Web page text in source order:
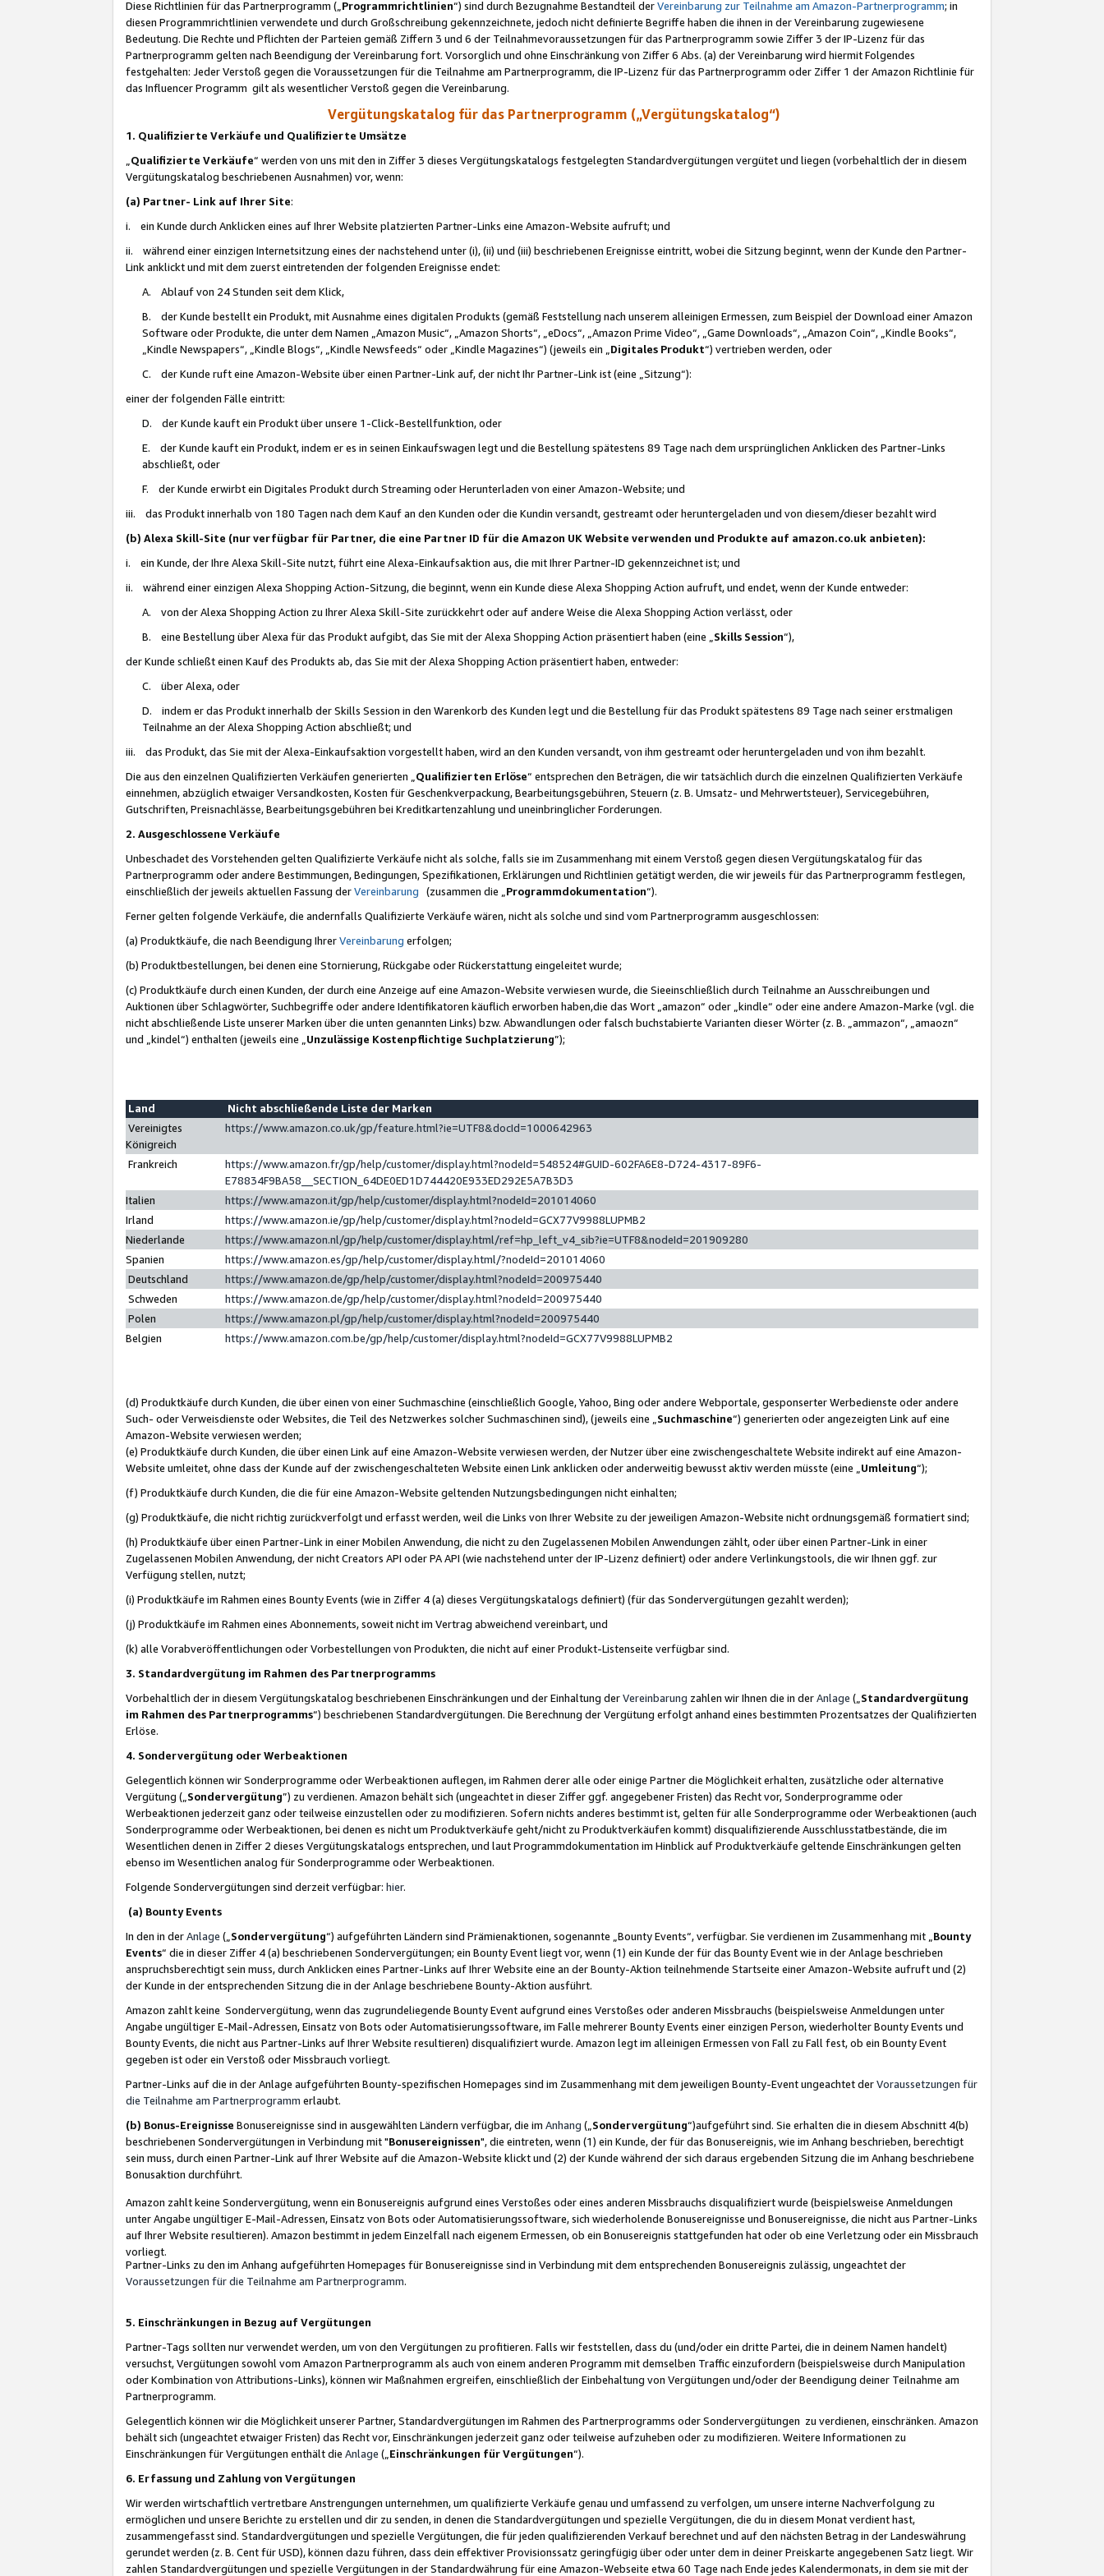
Diese Richtlinien für das Partnerprogramm („Programmrichtlinien“) sind durch Bezugnahme Bestandteil derVereinbarung zur Teilnahme am Amazon-Partnerprogramm; in
diesen Programmrichtlinien verwendete und durch Großschreibung gekennzeichnete, jedoch nicht definierte Begriffe haben die ihnen in der Vereinbarung zugewiesene
Bedeutung. Die Rechte und Pflichten der Parteien gemäß Ziffern 3 und 6 der Teilnahmevoraussetzungen für das Partnerprogramm sowie Ziffer 3 der IP-Lizenz für das
Partnerprogramm gelten nach Beendigung der Vereinbarung fort. Vorsorglich und ohne Einschränkung von Ziffer 6 Abs. (a) der Vereinbarung wird hiermit Folgendes
festgehalten: Jeder Verstoß gegen die Voraussetzungen für die Teilnahme am Partnerprogramm, die IP-Lizenz für das Partnerprogramm oder Ziffer 1 der Amazon Richtlinie für
das Influencer Programm gilt als wesentlicher Verstoß gegen die Vereinbarung.
Vergütungskatalog für das Partnerprogramm („Vergütungskatalog“)
1. Qualifizierte Verkäufe und Qualifizierte Umsätze
Qualifizierte Verkäufe“ werden von uns mit den in Ziffer 3 dieses Vergütungskatalogs festgelegten Standardvergütungen vergütet und liegen (vorbehaltlich der in diesem
Vergütungskatalog beschriebenen Ausnahmen) vor, wenn:
(a) Partner- Link auf Ihrer Site:
i. ein Kunde durch Anklicken eines auf Ihrer Website platzierten Partner-Links eine Amazon-Website aufruft; und
ii. während einer einzigen Internetsitzung eines der nachstehend unter (i), (ii) und (iii) beschriebenen Ereignisse eintritt, wobei die Sitzung beginnt, wenn der Kunde den Partner-
Link anklickt und mit dem zuerst eintretenden der folgenden Ereignisse endet:
A. Ablauf von 24 Stunden seit dem Klick,
B. der Kunde bestellt ein Produkt, mit Ausnahme eines digitalen Produkts (gemäß Feststellung nach unserem alleinigen Ermessen, zum Beispiel der Download einer Amazon
Software oder Produkte, die unter dem Namen „Amazon Music“, „Amazon Shorts“, „eDocs“, „Amazon Prime Video“, „Game Downloads“, „Amazon Coin“, „Kindle Books“,
„Kindle Newspapers“, „Kindle Blogs“, „Kindle Newsfeeds“ oder „Kindle Magazines“) (jeweils ein „ Digitales Produkt“) vertrieben werden, oder
C. der Kunde ruft eine Amazon-Website über einen Partner-Link auf, der nicht Ihr Partner-Link ist (eine „Sitzung“):
einer der folgenden Fälle eintritt:
D. der Kunde kauft ein Produkt über unsere 1-Click-Bestellfunktion, oder
E. der Kunde kauft ein Produkt, indem er es in seinen Einkaufswagen legt und die Bestellung spätestens 89 Tage nach dem ursprünglichen Anklicken des Partner-Links
abschließt, oder
F. der Kunde erwirbt ein Digitales Produkt durch Streaming oder Herunterladen von einer Amazon-Website; und
iii. das Produkt innerhalb von 180 Tagen nach dem Kauf an den Kunden oder die Kundin versandt, gestreamt oder heruntergeladen und von diesem/dieser bezahlt wird
(b) Alexa Skill-Site (nur verfügbar für Partner, die eine Partner ID für die Amazon UK Website verwenden und Produkte auf amazon.co.uk anbieten):
i. ein Kunde, der Ihre Alexa Skill-Site nutzt, führt eine Alexa-Einkaufsaktion aus, die mit Ihrer Partner-ID gekennzeichnet ist; und
ii. während einer einzigen Alexa Shopping Action-Sitzung, die beginnt, wenn ein Kunde diese Alexa Shopping Action aufruft, und endet, wenn der Kunde entweder:
A. von der Alexa Shopping Action zu Ihrer Alexa Skill-Site zurückkehrt oder auf andere Weise die Alexa Shopping Action verlässt, oder
B. eine Bestellung über Alexa für das Produkt aufgibt, das Sie mit der Alexa Shopping Action präsentiert haben (eine „ Skills Session“),
der Kunde schließt einen Kauf des Produkts ab, das Sie mit der Alexa Shopping Action präsentiert haben, entweder:
C. über Alexa, oder
D. indem er das Produkt innerhalb der Skills Session in den Warenkorb des Kunden legt und die Bestellung für das Produkt spätestens 89 Tage nach seiner erstmaligen
Teilnahme an der Alexa Shopping Action abschließt; und
iii. das Produkt, das Sie mit der Alexa-Einkaufsaktion vorgestellt haben, wird an den Kunden versandt, von ihm gestreamt oder heruntergeladen und von ihm bezahlt.
Die aus den einzelnen Qualifizierten Verkäufen generierten „ Qualifizierten Erlöse“ entsprechen den Beträgen, die wir tatsächlich durch die einzelnen Qualifizierten Verkäufe
einnehmen, abzüglich etwaiger Versandkosten, Kosten für Geschenkverpackung, Bearbeitungsgebühren, Steuern (z. B. Umsatz- und Mehrwertsteuer), Servicegebühren,
Gutschriften, Preisnachlässe, Bearbeitungsgebühren bei Kreditkartenzahlung und uneinbringlicher Forderungen.
2. Ausgeschlossene Verkäufe
Unbeschadet des Vorstehenden gelten Qualifizierte Verkäufe nicht als solche, falls sie im Zusammenhang mit einem Verstoß gegen diesen Vergütungskatalog für das
Partnerprogramm oder andere Bestimmungen, Bedingungen, Spezifikationen, Erklärungen und Richtlinien getätigt werden, die wir jeweils für das Partnerprogramm festlegen,
einschließlich der jeweils aktuellen Fassung derVereinbarung (zusammen die „ Programmdokumentation“).
Ferner gelten folgende Verkäufe, die andernfalls Qualifizierte Verkäufe wären, nicht als solche und sind vom Partnerprogramm ausgeschlossen:
(a) Produktkäufe, die nach Beendigung IhrerVereinbarung erfolgen;
(b) Produktbestellungen, bei denen eine Stornierung, Rückgabe oder Rückerstattung eingeleitet wurde;
(c) Produktkäufe durch einen Kunden, der durch eine Anzeige auf eine Amazon-Website verwiesen wurde, die Sieeinschließlich durch Teilnahme an Ausschreibungen und
Auktionen über Schlagwörter, Suchbegriffe oder andere Identifikatoren käuflich erworben haben,die das Wort „amazon“ oder „kindle“ oder eine andere Amazon-Marke (vgl. die
nicht abschließende Liste unserer Marken über die unten genannten Links) bzw. Abwandlungen oder falsch buchstabierte Varianten dieser Wörter (z. B. „ammazon“, „amaozn“
und „kindel“) enthalten (jeweils eine „ Unzulässige Kostenpflichtige Suchplatzierung”);
Land
Nicht abschließende Liste der Marken
Vereinigtes
Königreich
https://www.amazon.co.uk/gp/feature.html?ie=UTF8&docId=1000642963
Frankreich
https://www.amazon.fr/gp/help/customer/display.html?nodeId=548524#GUID-602FA6E8-D724-4317-89F6-
E78834F9BA58__SECTION_64DE0ED1D744420E933ED292E5A7B3D3
Italien
https://www.amazon.it/gp/help/customer/display.html?nodeId=201014060
Irland
https://www.amazon.ie/gp/help/customer/display.html?nodeId=GCX77V9988LUPMB2
Niederlande
https://www.amazon.nl/gp/help/customer/display.html/ref=hp_left_v4_sib?ie=UTF8&nodeId=201909280
Spanien
https://www.amazon.es/gp/help/customer/display.html/?nodeId=201014060
Deutschland
https://www.amazon.de/gp/help/customer/display.html?nodeId=200975440
Schweden
https://www.amazon.de/gp/help/customer/display.html?nodeId=200975440
Polen
https://www.amazon.pl/gp/help/customer/display.html?nodeId=200975440
Belgien
https://www.amazon.com.be/gp/help/customer/display.html?nodeId=GCX77V9988LUPMB2
(d) Produktkäufe durch Kunden, die über einen von einer Suchmaschine (einschließlich Google, Yahoo, Bing oder andere Webportale, gesponserter Werbedienste oder andere
Such- oder Verweisdienste oder Websites, die Teil des Netzwerkes solcher Suchmaschinen sind), (jeweils eine „ Suchmaschine“) generierten oder angezeigten Link auf eine
Amazon-Website verwiesen werden;
(e) Produktkäufe durch Kunden, die über einen Link auf eine Amazon-Website verwiesen werden, der Nutzer über eine zwischengeschaltete Website indirekt auf eine Amazon-
Website umleitet, ohne dass der Kunde auf der zwischengeschalteten Website einen Link anklicken oder anderweitig bewusst aktiv werden müsste (eine „ Umleitung“);
(f) Produktkäufe durch Kunden, die die für eine Amazon-Website geltenden Nutzungsbedingungen nicht einhalten;
(g) Produktkäufe, die nicht richtig zurückverfolgt und erfasst werden, weil die Links von Ihrer Website zu der jeweiligen Amazon-Website nicht ordnungsgemäß formatiert sind;
(h) Produktkäufe über einen Partner-Link in einer Mobilen Anwendung, die nicht zu den Zugelassenen Mobilen Anwendungen zählt, oder über einen Partner-Link in einer
Zugelassenen Mobilen Anwendung, der nicht Creators API oder PA API (wie nachstehend unter der IP-Lizenz definiert) oder andere Verlinkungstools, die wir Ihnen ggf. zur
Verfügung stellen, nutzt;
(i) Produktkäufe im Rahmen eines Bounty Events (wie in Ziffer 4 (a) dieses Vergütungskatalogs definiert) (für das Sondervergütungen gezahlt werden);
(j) Produktkäufe im Rahmen eines Abonnements, soweit nicht im Vertrag abweichend vereinbart, und
(k) alle Vorabveröffentlichungen oder Vorbestellungen von Produkten, die nicht auf einer Produkt-Listenseite verfügbar sind.
3. Standardvergütung im Rahmen des Partnerprogramms
Vorbehaltlich der in diesem Vergütungskatalog beschriebenen Einschränkungen und der Einhaltung derVereinbarung zahlen wir Ihnen die in derAnlage („ Standardvergütung
im Rahmen des Partnerprogramms“) beschriebenen Standardvergütungen. Die Berechnung der Vergütung erfolgt anhand eines bestimmten Prozentsatzes der Qualifizierten
Erlöse.
4. Sondervergütung oder Werbeaktionen
Gelegentlich können wir Sonderprogramme oder Werbeaktionen auflegen, im Rahmen derer alle oder einige Partner die Möglichkeit erhalten, zusätzliche oder alternative
Vergütung („ Sondervergütung”) zu verdienen. Amazon behält sich (ungeachtet in dieser Ziffer ggf. angegebener Fristen) das Recht vor, Sonderprogramme oder
Werbeaktionen jederzeit ganz oder teilweise einzustellen oder zu modifizieren. Sofern nichts anderes bestimmt ist, gelten für alle Sonderprogramme oder Werbeaktionen (auch
Sonderprogramme oder Werbeaktionen, bei denen es nicht um Produktverkäufe geht/nicht zu Produktverkäufen kommt) disqualifizierende Ausschlusstatbestände, die im
Wesentlichen denen in Ziffer 2 dieses Vergütungskatalogs entsprechen, und laut Programmdokumentation im Hinblick auf Produktverkäufe geltende Einschränkungen gelten
ebenso im Wesentlichen analog für Sonderprogramme oder Werbeaktionen.
Folgende Sondervergütungen sind derzeit verfügbar: hier.
(a) Bounty Events
In den in derAnlage („ Sondervergütung“) aufgeführten Ländern sind Prämienaktionen, sogenannte „Bounty Events“, verfügbar. Sie verdienen im Zusammenhang mit „ Bounty
Events“ die in dieser Ziffer 4 (a) beschriebenen Sondervergütungen; ein Bounty Event liegt vor, wenn (1) ein Kunde der für das Bounty Event wie in der Anlage beschrieben
anspruchsberechtigt sein muss, durch Anklicken eines Partner-Links auf Ihrer Website eine an der Bounty-Aktion teilnehmende Startseite einer Amazon-Website aufruft und (2)
der Kunde in der entsprechenden Sitzung die in der Anlage beschriebene Bounty-Aktion ausführt.
Amazon zahlt keine Sondervergütung, wenn das zugrundeliegende Bounty Event aufgrund eines Verstoßes oder anderen Missbrauchs (beispielsweise Anmeldungen unter
Angabe ungültiger E-Mail-Adressen, Einsatz von Bots oder Automatisierungssoftware, im Falle mehrerer Bounty Events einer einzigen Person, wiederholter Bounty Events und
Bounty Events, die nicht aus Partner-Links auf Ihrer Website resultieren) disqualifiziert wurde. Amazon legt im alleinigen Ermessen von Fall zu Fall fest, ob ein Bounty Event
gegeben ist oder ein Verstoß oder Missbrauch vorliegt.
Partner-Links auf die in der Anlage aufgeführten Bounty-spezifischen Homepages sind im Zusammenhang mit dem jeweiligen Bounty-Event ungeachtet derVoraussetzungen für
die Teilnahme am Partnerprogramm erlaubt.
(b) Bonus-Ereignisse Bonusereignisse sind in ausgewählten Ländern verfügbar, die im Anhang („ Sondervergütung“)aufgeführt sind. Sie erhalten die in diesem Abschnitt 4(b)
beschriebenen Sondervergütungen in Verbindung mit "Bonusereignissen", die eintreten, wenn (1) ein Kunde, der für das Bonusereignis, wie im Anhang beschrieben, berechtigt
sein muss, durch einen Partner-Link auf Ihrer Website auf die Amazon-Website klickt und (2) der Kunde während der sich daraus ergebenden Sitzung die im Anhang beschriebene
Bonusaktion durchführt.
Amazon zahlt keine Sondervergütung, wenn ein Bonusereignis aufgrund eines Verstoßes oder eines anderen Missbrauchs disqualifiziert wurde (beispielsweise Anmeldungen
unter Angabe ungültiger E-Mail-Adressen, Einsatz von Bots oder Automatisierungssoftware, sich wiederholende Bonusereignisse und Bonusereignisse, die nicht aus Partner-Links
auf Ihrer Website resultieren). Amazon bestimmt in jedem Einzelfall nach eigenem Ermessen, ob ein Bonusereignis stattgefunden hat oder ob eine Verletzung oder ein Missbrauch
vorliegt.
Partner-Links zu den im Anhang aufgeführten Homepages für Bonusereignisse sind in Verbindung mit dem entsprechenden Bonusereignis zulässig, ungeachtet der
Voraussetzungen für die Teilnahme am Partnerprogramm.
5. Einschränkungen in Bezug auf Vergütungen
Partner-Tags sollten nur verwendet werden, um von den Vergütungen zu profitieren. Falls wir feststellen, dass du (und/oder ein dritte Partei, die in deinem Namen handelt)
versuchst, Vergütungen sowohl vom Amazon Partnerprogramm als auch von einem anderen Programm mit demselben Traffic einzufordern (beispielsweise durch Manipulation
oder Kombination von Attributions-Links), können wir Maßnahmen ergreifen, einschließlich der Einbehaltung von Vergütungen und/oder der Beendigung deiner Teilnahme am
Partnerprogramm.
Gelegentlich können wir die Möglichkeit unserer Partner, Standardvergütungen im Rahmen des Partnerprogramms oder Sondervergütungen zu verdienen, einschränken. Amazon
behält sich (ungeachtet etwaiger Fristen) das Recht vor, Einschränkungen jederzeit ganz oder teilweise aufzuheben oder zu modifizieren. Weitere Informationen zu
Einschränkungen für Vergütungen enthält die Anlage („ Einschränkungen für Vergütungen“).
6. Erfassung und Zahlung von Vergütungen
Wir werden wirtschaftlich vertretbare Anstrengungen unternehmen, um qualifizierte Verkäufe genau und umfassend zu verfolgen, um unsere interne Nachverfolgung zu
ermöglichen und unsere Berichte zu erstellen und dir zu senden, in denen die Standardvergütungen und spezielle Vergütungen, die du in diesem Monat verdient hast,
zusammengefasst sind. Standardvergütungen und spezielle Vergütungen, die für jeden qualifizierenden Verkauf berechnet und auf den nächsten Betrag in der Landeswährung
gerundet werden (z. B. Cent für USD), können dazu führen, dass dein effektiver Provisionssatz geringfügig über oder unter dem in deiner Preiskarte angegebenen Satz liegt. Wir
zahlen Standardvergütungen und spezielle Vergütungen in der Standardwährung für eine Amazon-Webseite etwa 60 Tage nach Ende jedes Kalendermonats, in dem sie mit der